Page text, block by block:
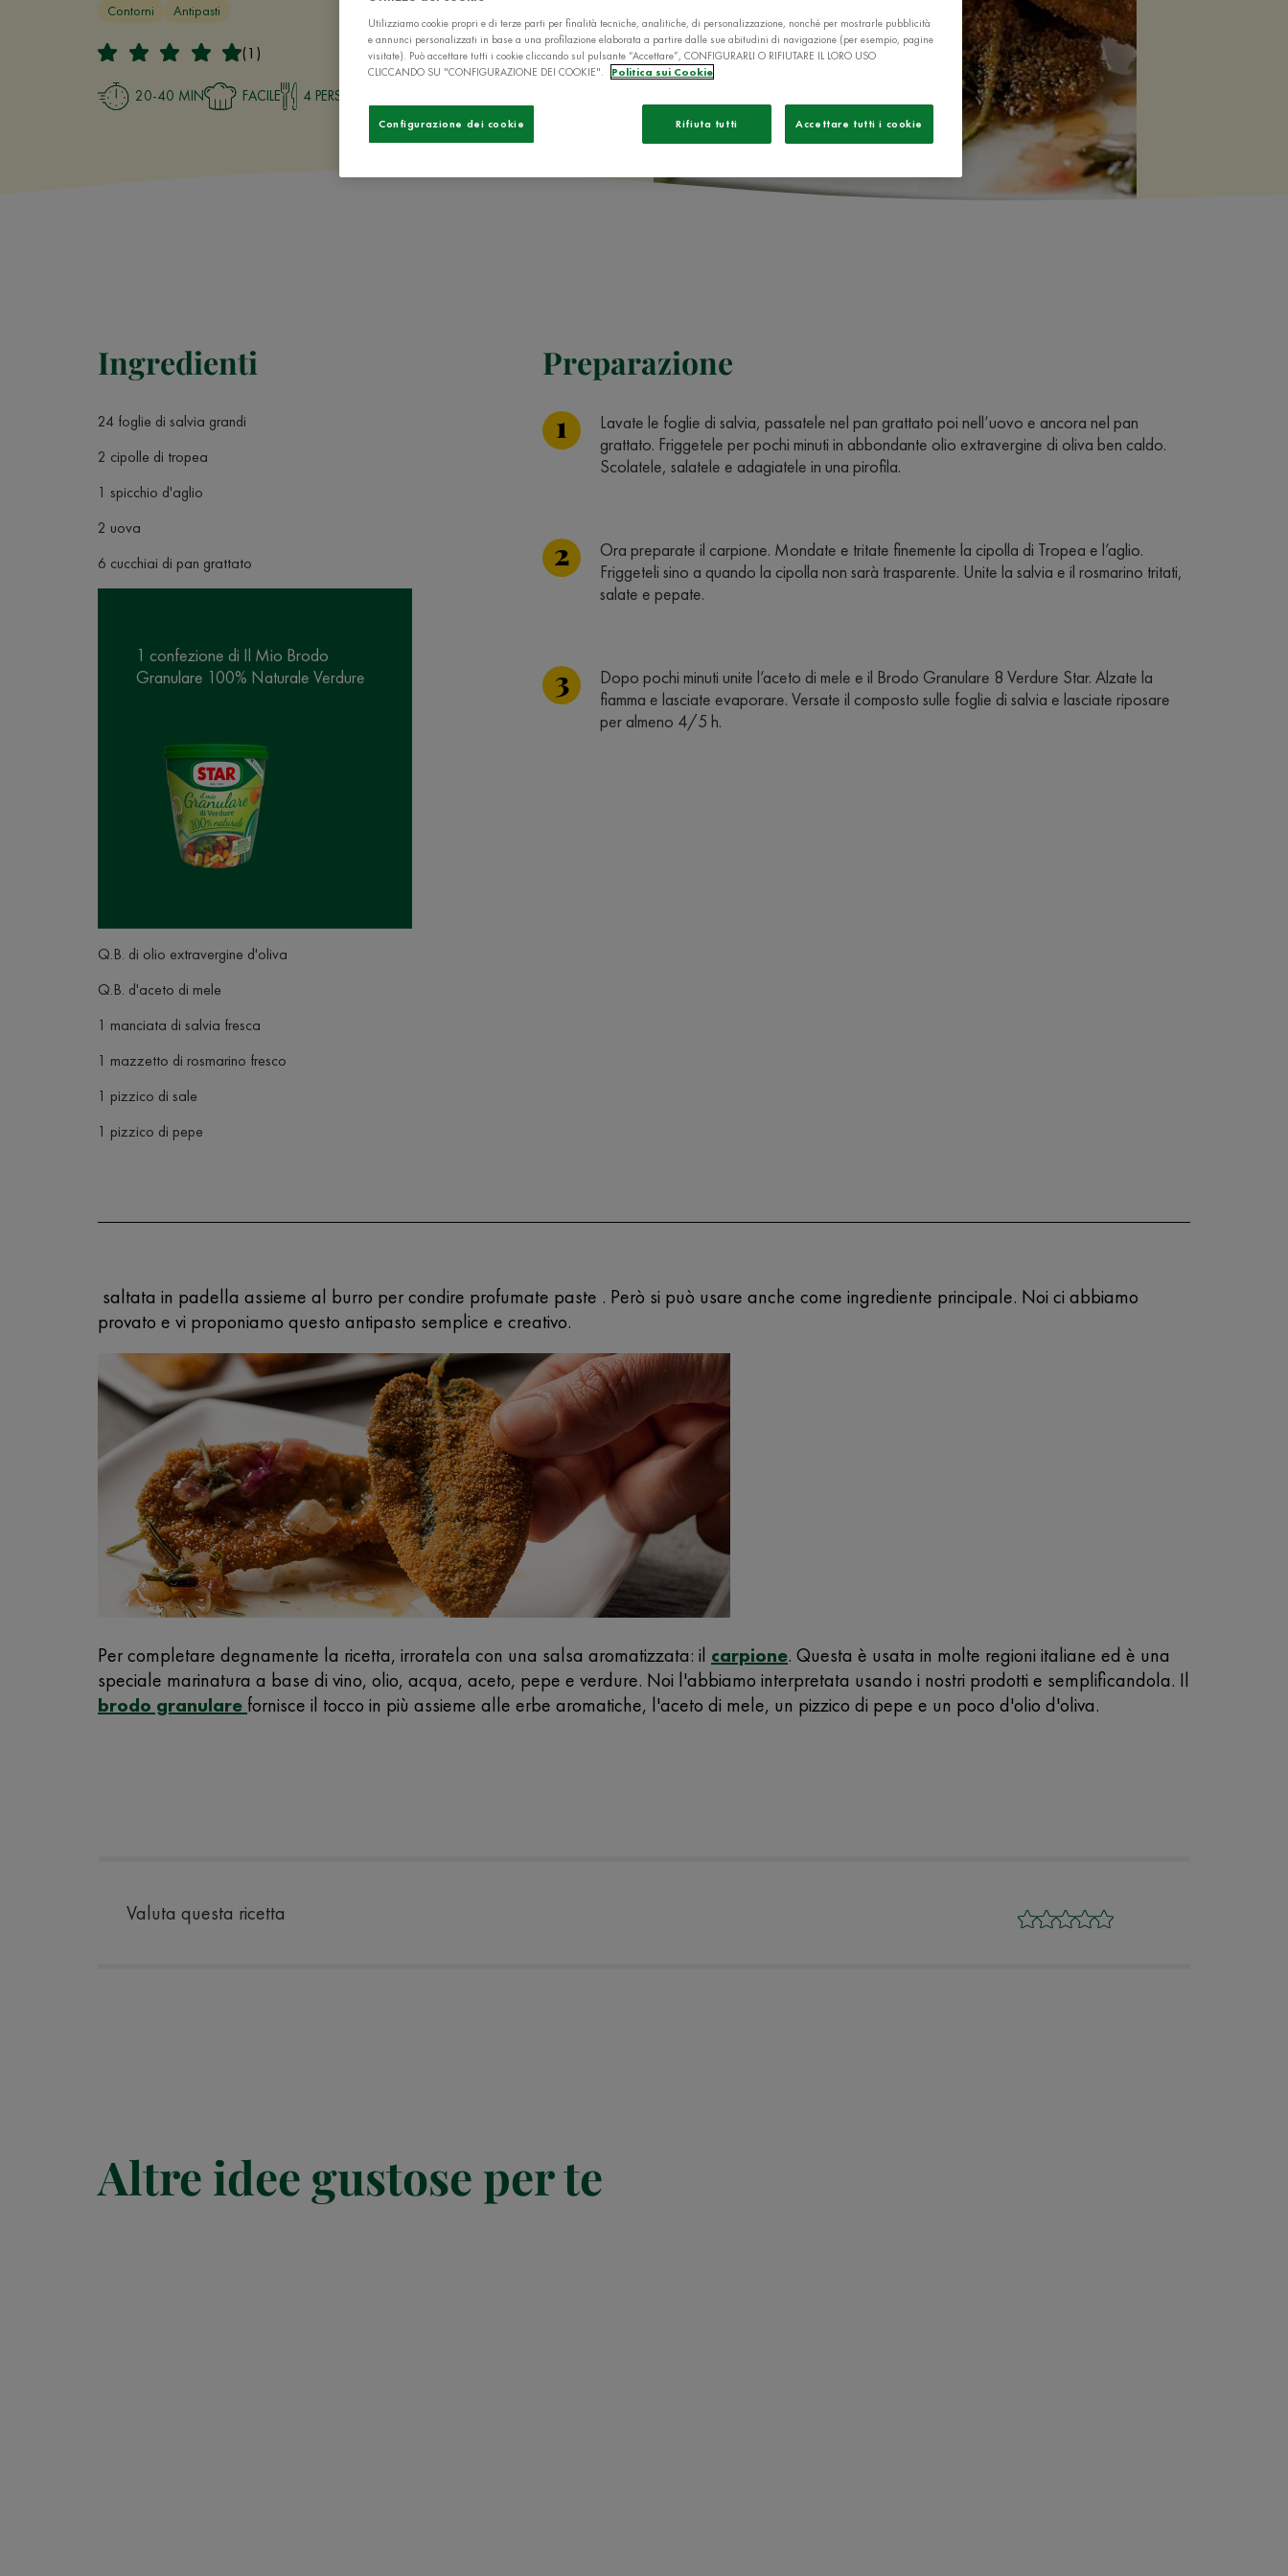
Contorni Antipasti
(1)
20-40 MIN FACILE 4 PERSONE
Ingredienti
24 foglie di salvia grandi
2 cipolle di tropea
1 spicchio d'aglio
2 uova
6 cucchiai di pan grattato
1 confezione di Il Mio Brodo
Granulare 100% Naturale Verdure
Q.B. di olio extravergine d'oliva
Q.B. d'aceto di mele
1 manciata di salvia fresca
1 mazzetto di rosmarino fresco
1 pizzico di sale
1 pizzico di pepe
Preparazione
Lavate le foglie di salvia, passatele nel pan grattato poi nell’uovo e ancora nel pan
grattato. Friggetele per pochi minuti in abbondante olio extravergine di oliva ben caldo.
Scolatele, salatele e adagiatele in una pirofila.
Ora preparate il carpione. Mondate e tritate finemente la cipolla di Tropea e l’aglio.
Friggeteli sino a quando la cipolla non sarà trasparente. Unite la salvia e il rosmarino tritati,
salate e pepate.
Dopo pochi minuti unite l’aceto di mele e il Brodo Granulare 8 Verdure Star. Alzate la
fiamma e lasciate evaporare. Versate il composto sulle foglie di salvia e lasciate riposare
per almeno 4/5 h.
saltata in padella assieme al burro per condire profumate paste . Però si può usare anche come ingrediente principale. Noi ci abbiamo
provato e vi proponiamo questo antipasto semplice e creativo.
Per completare degnamente la ricetta, irroratela con una salsa aromatizzata: il carpione. Questa è usata in molte regioni italiane ed è una
speciale marinatura a base di vino, olio, acqua, aceto, pepe e verdure. Noi l'abbiamo interpretata usando i nostri prodotti e semplificandola. Il
brodo granulare fornisce il tocco in più assieme alle erbe aromatiche, l'aceto di mele, un pizzico di pepe e un poco d'olio d'oliva.
Valuta questa ricetta
Altre idee gustose per te
Utilizziamo cookie propri e di terze parti per finalità tecniche, analitiche, di personalizzazione, nonché per mostrarle pubblicità
e annunci personalizzati in base a una profilazione elaborata a partire dalle sue abitudini di navigazione (per esempio, pagine
visitate). Può accettare tutti i cookie cliccando sul pulsante “Accettare”, CONFIGURARLI O RIFIUTARE IL LORO USO
CLICCANDO SU "CONFIGURAZIONE DEI COOKIE".
Politica sui Cookie
Rifiuta tutti Accettare tutti i cookie
Configurazione dei cookie